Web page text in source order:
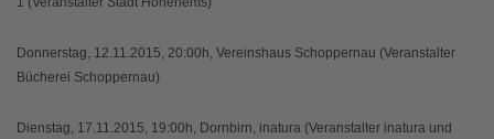
Donnerstag, 12.11.2015, 20:00h, Vereinshaus Schoppernau (Veranstalter
Bücherei Schoppernau)
Dienstag, 17.11.2015, 19:00h, Dornbirn, inatura (Veranstalter inatura und